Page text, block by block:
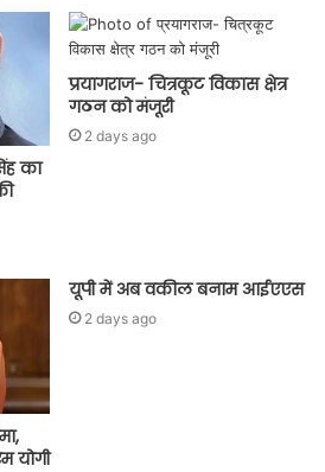
का
प्रयागराज- चित्रकूट विकास क्षेत्र
गठन को मंजूरी
2 days ago
योगी
यूपी में अब वकील बनाम आईएएस
2 days ago